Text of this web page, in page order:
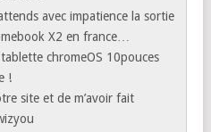
plusieurs applis ou onglets
temps (il faut dire que je
pour remplacer mon pc
a contre coeur chez